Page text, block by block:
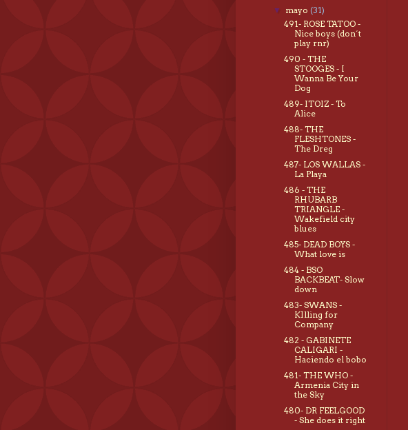
▼ mayo(31)
491- ROSE TATOO -
Nice boys (don´t
play rnr)
490 - THE
STOOGES - I
Wanna Be Your
Dog
489- ITOIZ - To
Alice
488- THE
FLESHTONES -
The Dreg
487- LOS WALLAS -
La Playa
486 - THE
RHUBARB
TRIANGLE -
Wakefield city
blues
485- DEAD BOYS -
What love is
484 - BSO
BACKBEAT- Slow
down
483- SWANS -
KIlling for
Company
482 - GABINETE
CALIGARI -
Haciendo el bobo
481- THE WHO -
Armenia City in
the Sky
480- DR FEELGOOD
- She does it right